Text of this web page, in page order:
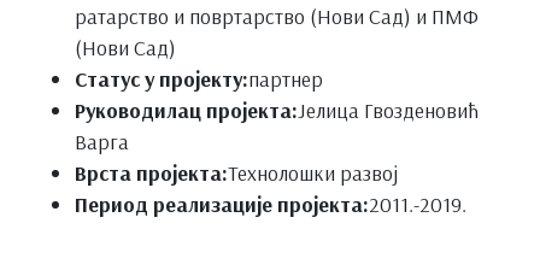
ратарство и повртарство (Нови Сад) и ПМФ
(Нови Сад)
Статус у пројекту:партнер
Руководилац пројекта:Јелица Гвозденовић
Варга
Врста пројекта:Технолошки развој
Период реализације пројекта:2011.-2019.